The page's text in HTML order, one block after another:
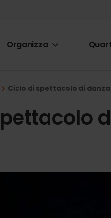
Main
Organizza
Ciclo di spettacolo di danza